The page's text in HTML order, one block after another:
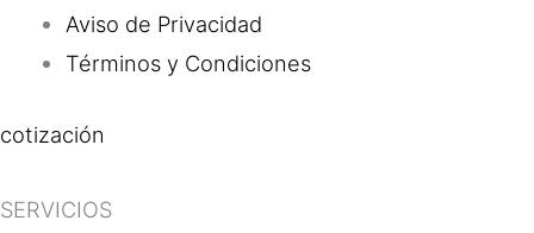
Aviso de Privacidad
Términos y Condiciones
cotización
SERVICIOS